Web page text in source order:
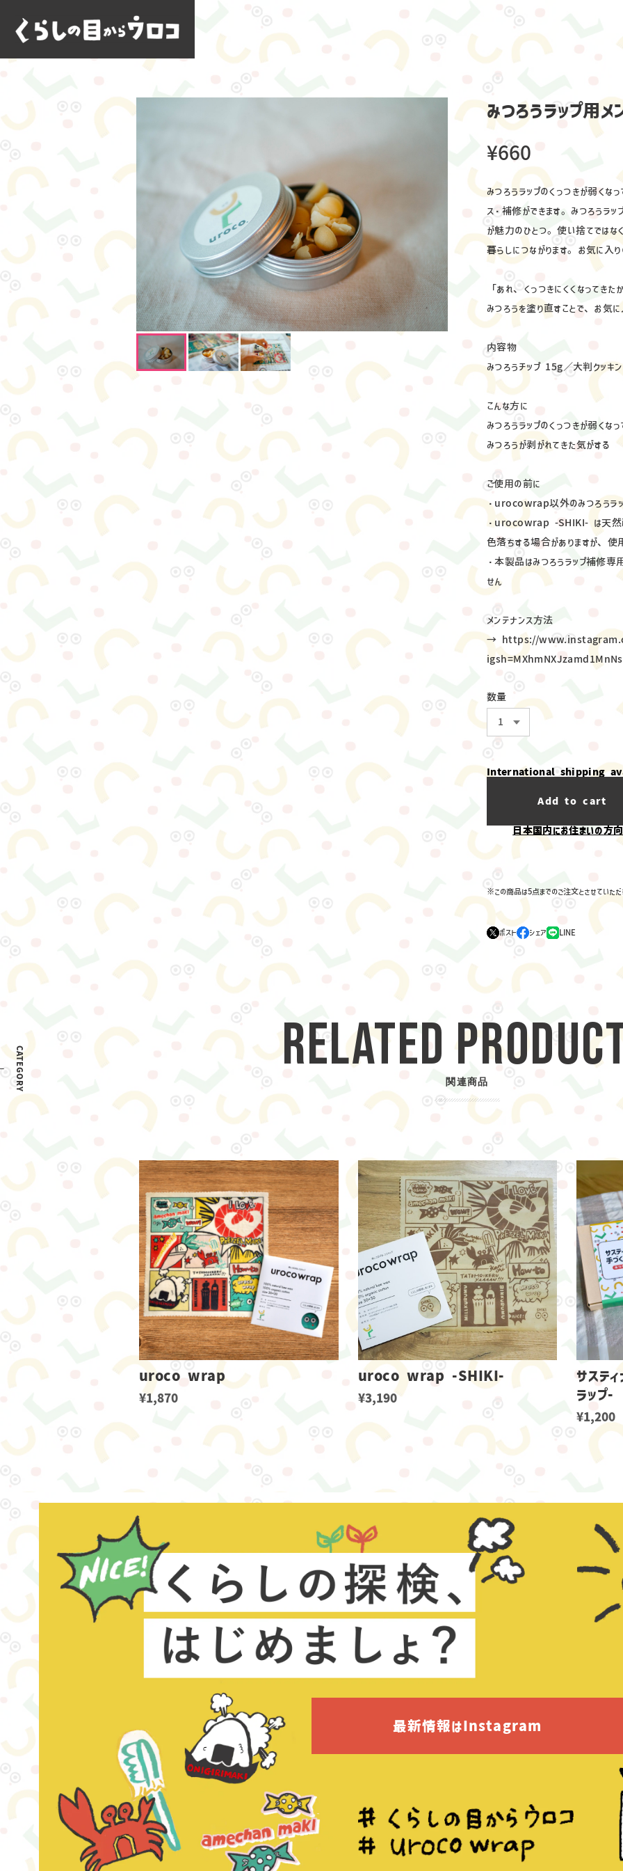
CATEGORY
みつろうラップ用メ
¥660
みつろうラップのくっつきが弱くな
ス・補修ができます。みつろうラ
が魅力のひとつ。使い捨てではな
暮らしにつながります。お気に入
「あれ、くっつきにくくなってき
みつろうを塗り直すことで、お気に
内容物
みつろうチップ 15g／大判クッ
こんな方に
みつろうラップのくっつきが弱くなっ
みつろうが剥がれてきた気がする
ご使用の前に
・urocowrap以外のみつろうラッ
・urocowrap -SHIKI- は天然顔
色落ちする場合がありますが、使
・本製品はみつろうラップ補修
せん
メンテナンス方法
→
https://
数量
International shipping
Add to cart
日本国内にお住まいの方
※この商品は5点までのご注文とさせていただ
ポスト シェア LINE
RELATED
関連商品
uroco wrap
¥1,870
uroco wrap -SHIKI-
¥3,190
サステ
ラップ-
¥1,200
最新情報はInstagram